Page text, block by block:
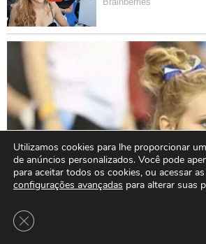
Utilizamos cookies para lhe proporcionar
de anúncios personalizados. Você pode
para aceitar todos os cookies, ou acessar as
configurações avançadas para alterar suas
Close GDPR Cookie Banner